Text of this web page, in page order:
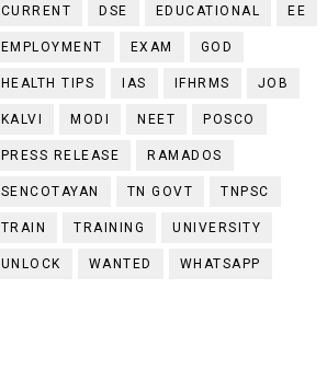
CURRENT DSE EDUCATIONAL EE
EMPLOYMENT EXAM GOD
HEALTH TIPS IAS IFHRMS JOB
KALVI MODI NEET POSCO
PRESS RELEASE RAMADOS
SENCOTAYAN TN GOVT TNPSC
TRAIN TRAINING UNIVERSITY
UNLOCK WANTED WHATSAPP